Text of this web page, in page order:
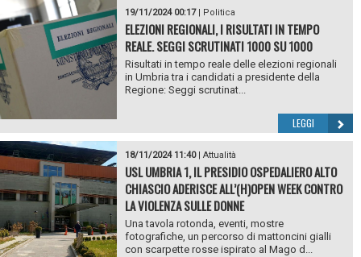
19/11/2024 00:17| Politica
ELEZIONI REGIONALI, I RISULTATI IN TEMPO
REALE. SEGGI SCRUTINATI 1000 SU 1000
Risultati in tempo reale delle elezioni regionali
in Umbria tra i candidati a presidente della
Regione: Seggi scrutinat...
LEGGI
18/11/2024 11:40| Attualità
USL UMBRIA 1, IL PRESIDIO OSPEDALIERO ALTO
CHIASCIO ADERISCE ALL’(H)OPEN WEEK CONTRO
LA VIOLENZA SULLE DONNE
Una tavola rotonda, eventi, mostre
fotografiche, un percorso di mattoncini gialli
con scarpette rosse ispirato al Mago d...